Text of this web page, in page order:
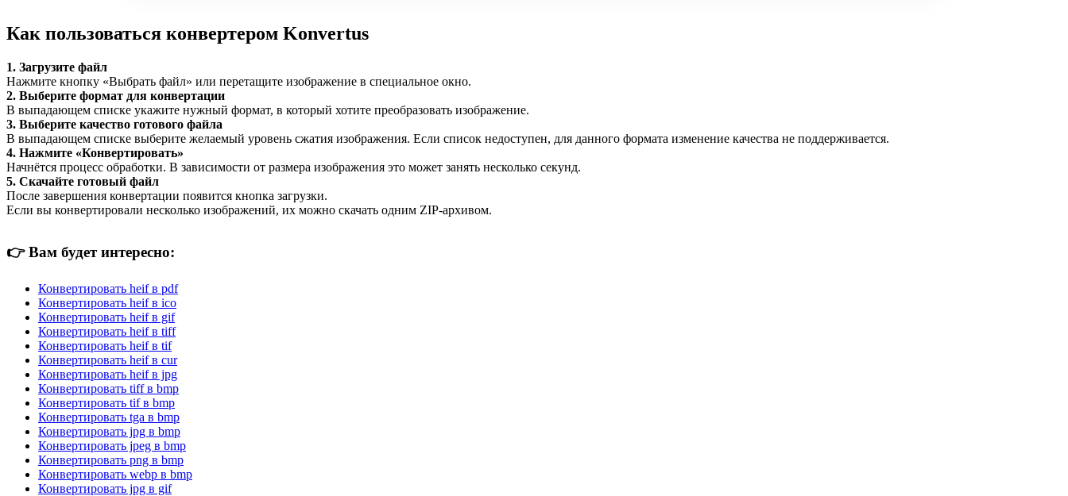
Как пользоваться конвертером Konvertus
1. Загрузите файл
Нажмите кнопку «Выбрать файл» или перетащите изображение в специальное окно.
2. Выберите формат для конвертации
В выпадающем списке укажите нужный формат, в который хотите преобразовать изображение.
3. Выберите качество готового файла
В выпадающем списке выберите желаемый уровень сжатия изображения. Если список недоступен, для данного формата изменение качества не поддерживается.
4. Нажмите «Конвертировать»
Начнётся процесс обработки. В зависимости от размера изображения это может занять несколько секунд.
5. Скачайте готовый файл
После завершения конвертации появится кнопка загрузки.
Если вы конвертировали несколько изображений, их можно скачать одним ZIP-архивом.
👉Вам будет интересно:
Конвертировать heif в pdf
Конвертировать heif в ico
Конвертировать heif в gif
Конвертировать heif в tiff
Конвертировать heif в tif
Конвертировать heif в cur
Конвертировать heif в jpg
Конвертировать tiff в bmp
Конвертировать tif в bmp
Конвертировать tga в bmp
Конвертировать jpg в bmp
Конвертировать jpeg в bmp
Конвертировать png в bmp
Конвертировать webp в bmp
Конвертировать jpg в gif